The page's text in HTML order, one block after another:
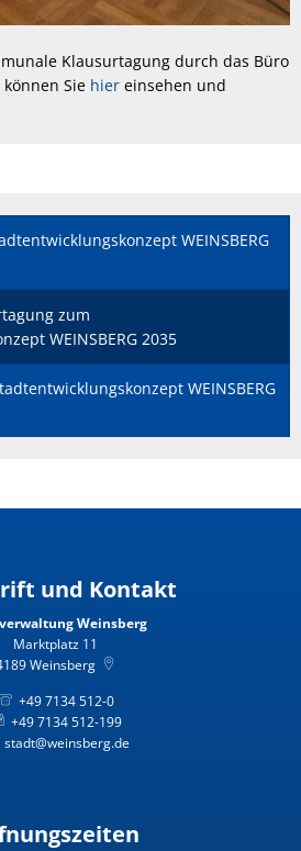
Klausurtagung durch das Büro
Sie hier einsehen und
WEINSBERG
zum
WEINSBERG 2035
WEINSBERG
und Kontakt
Weinsberg
Marktplatz 11
Weinsberg
+49 7134 512-0
+49 7134 512-199
stadt@weinsberg.de